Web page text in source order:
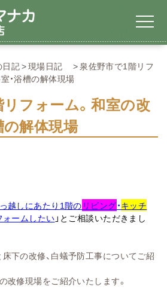
日記 現場日記
泉佐野市で1階リフ
・浴槽の解体現場
フォーム。和室の改
の解体現場
越しにあたり1階の リビング・キッチ
ォームしたい」とご相談いただきまし
下の改修、白蟻予防工事についてご紹
改修現場をご紹介いたします。